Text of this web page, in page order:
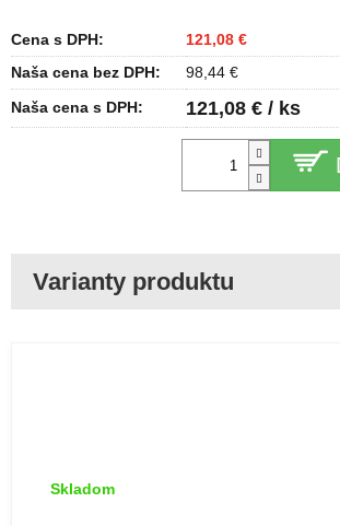
Cena s DPH:
121,08 €
Naša cena bez DPH:
98,44 €
Naša cena s DPH:
121,08 € / ks
Skladom